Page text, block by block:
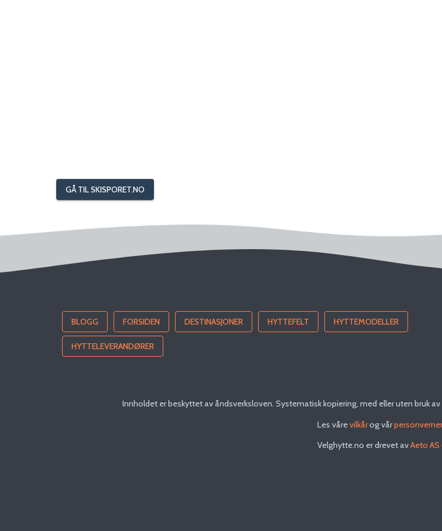
GÅ TIL SKISPORET.NO
BLOGG FORSIDEN DESTINASJONER HYTTEFELT HYTTEMODELLER
HYTTELEVERANDØRER
Innholdet er beskyttet av åndsverksloven. Systematisk kopiering, med eller uten bruk
Les vårevilkårog vår
Velghytte.no er drevet avAeto AS